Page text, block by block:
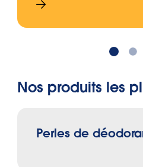
Nos produits les
Perles de